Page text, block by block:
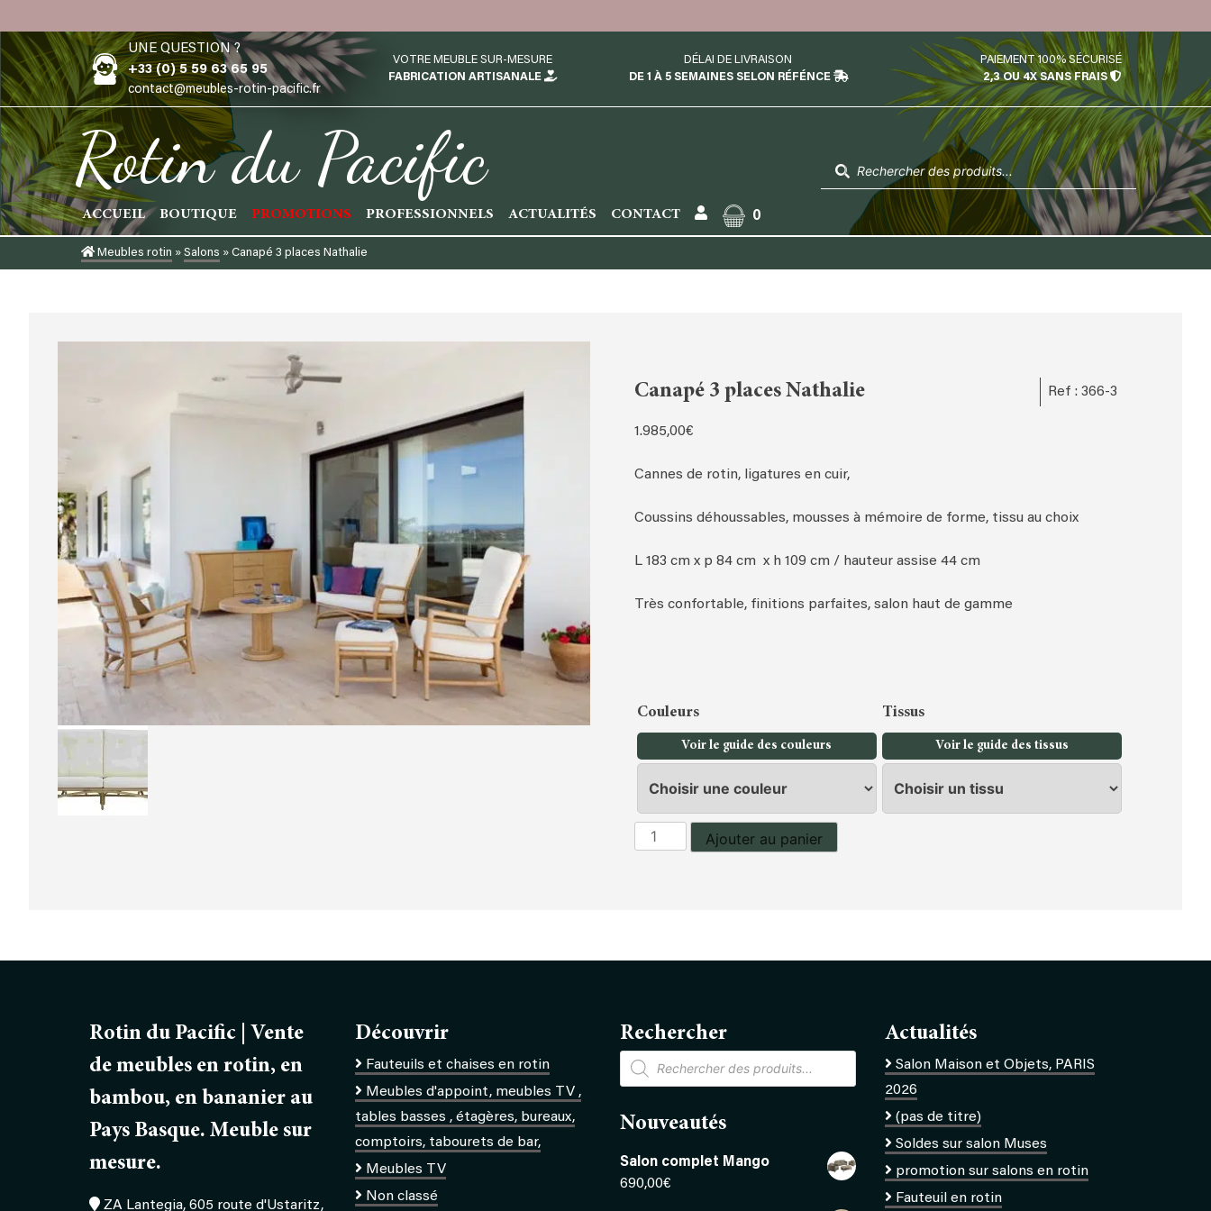
to
content
UNE QUESTION ?
+33 (0) 5 59 63 65 95
contact@meubles-rotin-pacific.fr
VOTRE MEUBLE SUR-MESURE
FABRICATION ARTISANALE
DÉLAI DE LIVRAISON
DE 1 À 5 SEMAINES SELON RÉFÉNCE
PAIEMENT 100% SÉCURISÉ
2,3 OU 4X SANS FRAIS
Rotin du Pacific
ACCUEIL BOUTIQUE PROMOTIONS PROFESSIONNELS ACTUALITÉS CONTACT 0
de
produits
Meubles rotin »Salons »Canapé 3 places Nathalie
Canapé 3 places Nathalie Ref : 366-3
1.985,00€
Cannes de rotin, ligatures en cuir,
Coussins déhoussables, mousses à mémoire de forme, tissu au choix
L 183 cm x p 84 cm x h 109 cm / hauteur assise 44 cm
Très confortable, finitions parfaites, salon haut de gamme
Couleurs
Voir le guide des couleurs
Tissus
Voir le guide des tissus
quantité
de
Ajouter au panier
Rotin du Pacific | Vente
de meubles en rotin, en
bambou, en bananier au
Pays Basque. Meuble sur
mesure.
ZA Lantegia, 605 route d'Ustaritz,
Découvrir
Fauteuils et chaises en rotin
Meubles d'appoint, meubles TV ,
tables basses , étagères, bureaux,
comptoirs, tabourets de bar,
Meubles TV
Non classé
Rechercher
Recherche
de
produits
Nouveautés
Salon complet Mango
690,00€
Actualités
Salon Maison et Objets, PARIS
2026
(pas de titre)
Soldes sur salon Muses
promotion sur salons en rotin
Fauteuil en rotin